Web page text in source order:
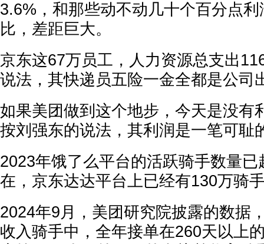
3.6%，和那些动不动几十个百分点
比，差距巨大。
京东这67万员工，人力资源总支出
说法，其快递员五险一金全都是公司
如果美团做到这个地步，今天是没有
按刘强东的说法，其利润是一笔可耻
2023年饿了么平台的活跃骑手数量
在，京东达达平台上已经有130万骑
2024年9月，美团研究院披露的数据
收入骑手中，全年接单在260天以上